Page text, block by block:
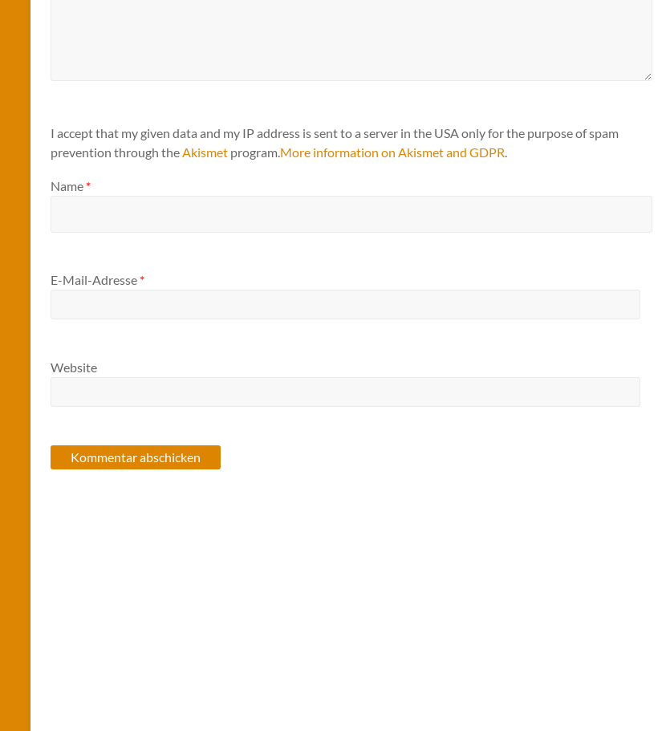
I accept that my given data and my IP address is sent to a server in the USA only for the purpose of spam
prevention through theAkismet program.More information on Akismet and GDPR.
Name *
E-Mail-Adresse *
Website